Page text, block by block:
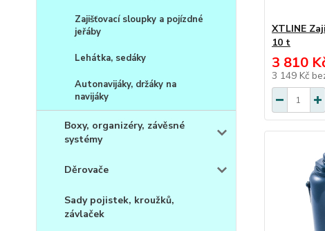
Zajišťovací sloupky a pojízdné
jeřáby
Lehátka, sedáky
Autonavijáky, držáky na
navijáky
Boxy, organizéry, závěsné
systémy
Děrovače
Sady pojistek, kroužků,
závlaček
XTLINE
10 t
3 810
3 149 Kč